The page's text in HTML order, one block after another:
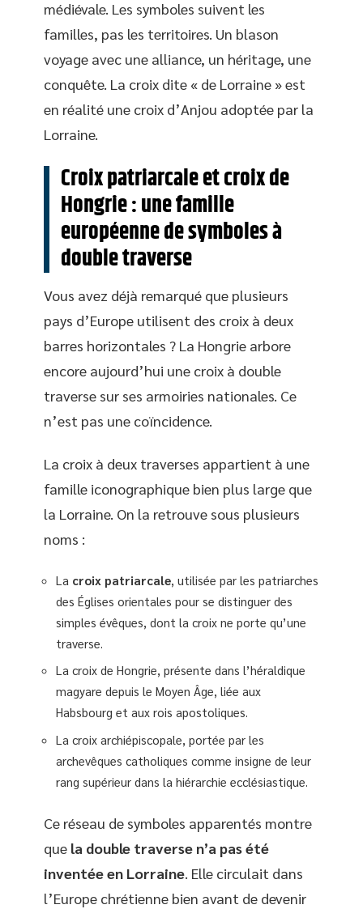
médiévale. Les symboles suivent les
familles, pas les territoires. Un blason
voyage avec une alliance, un héritage, une
conquête. La croix dite « de Lorraine » est
en réalité une croix d’Anjou adoptée par la
Lorraine.
Croix patriarcale et croix de
Hongrie : une famille
européenne de symboles à
double traverse
Vous avez déjà remarqué que plusieurs
pays d’Europe utilisent des croix à deux
barres horizontales ? La Hongrie arbore
encore aujourd’hui une croix à double
traverse sur ses armoiries nationales. Ce
n’est pas une coïncidence.
La croix à deux traverses appartient à une
famille iconographique bien plus large que
la Lorraine. On la retrouve sous plusieurs
noms :
La croix patriarcale , utilisée par les patriarches
des Églises orientales pour se distinguer des
simples évêques, dont la croix ne porte qu’une
traverse.
La croix de Hongrie, présente dans l’héraldique
magyare depuis le Moyen Âge, liée aux
Habsbourg et aux rois apostoliques.
La croix archiépiscopale, portée par les
archevêques catholiques comme insigne de leur
rang supérieur dans la hiérarchie ecclésiastique.
Ce réseau de symboles apparentés montre
que la double traverse n’a pas été
inventée en Lorraine. Elle circulait dans
l’Europe chrétienne bien avant de devenir